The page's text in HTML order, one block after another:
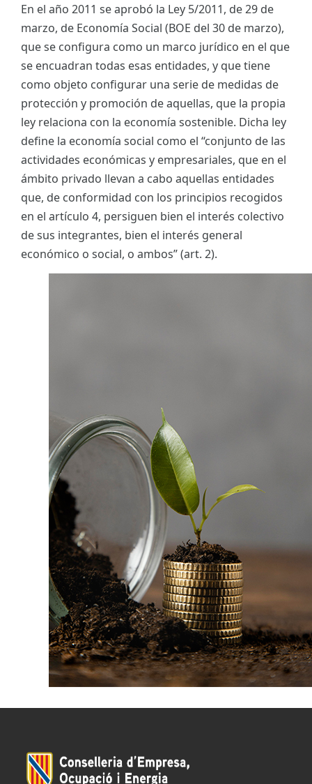
En el año 2011 se aprobó la Ley 5/2011, de 29 de
marzo, de Economía Social (BOE del 30 de marzo),
que se configura como un marco jurídico en el que
se encuadran todas esas entidades, y que tiene
como objeto configurar una serie de medidas de
protección y promoción de aquellas, que la propia
ley relaciona con la economía sostenible. Dicha ley
define la economía social como el “conjunto de las
actividades económicas y empresariales, que en el
ámbito privado llevan a cabo aquellas entidades
que, de conformidad con los principios recogidos
en el artículo 4, persiguen bien el interés colectivo
de sus integrantes, bien el interés general
económico o social, o ambos” (art. 2).